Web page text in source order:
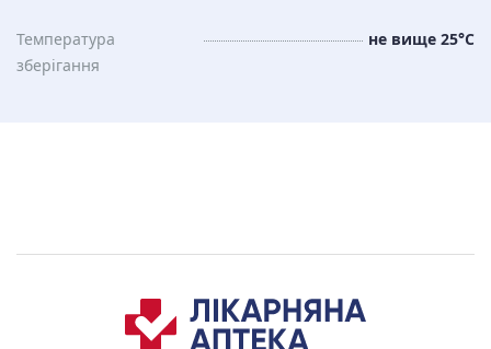
Температура
зберiгання
не вище 25°C